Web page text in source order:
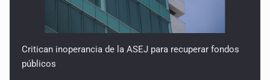
Critican inoperancia de la ASEJ para recuperar fondos
públicos